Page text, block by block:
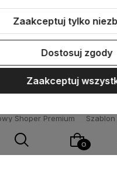
Shoper Premium
Zaakceptuj tylko
Dostosuj zgody
Zaakceptuj